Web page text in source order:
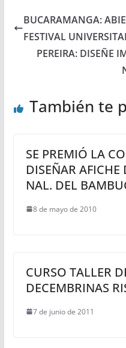
BUCARAMANGA:
FESTIVAL
PEREIRA: DISEÑE
También te
SE PREMIÓ LA
DISEÑAR
NAL. DEL
8 de mayo de 2010
CURSO TALLER
DECEMBRINAS
7 de junio de 2011